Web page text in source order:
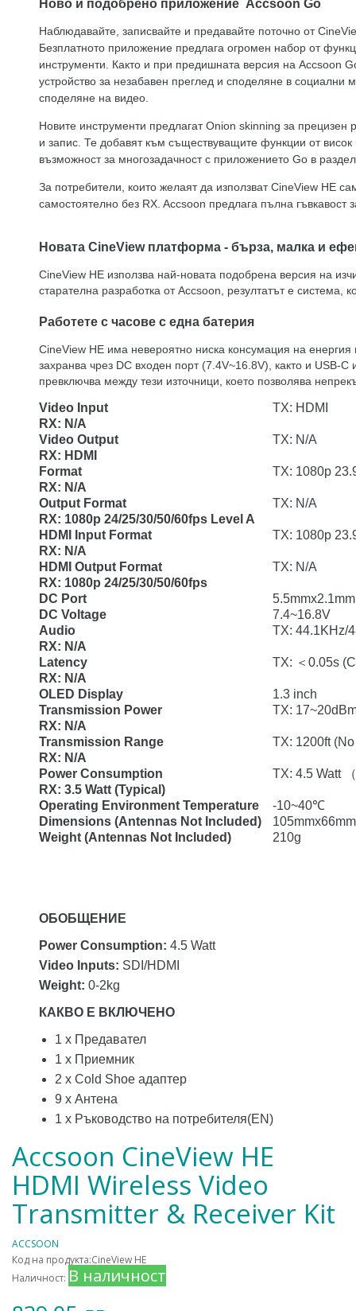
Ново и подобрено приложение Accsoon Go
Наблюдавайте, записвайте и предавайте поточно от
Безплатното приложение предлага огромен набор от
инструменти. Както и при предишната версия на Accsoon
устройство за незабавен преглед и споделяне в социални
споделяне на видео.
Новите инструменти предлагат Onion skinning за
и запис. Те добавят към съществуващите функции от
възможност за многозадачност с приложението Go в
За потребители, които желаят да използват CineView HE
самостоятелно без RX. Accsoon предлага пълна
Новата CineView платформа - бърза, малка и
CineView HE използва най-новата подобрена версия на
старателна разработка от Accsoon, резултатът е
Работете с часове с една батерия
CineView HE има невероятно ниска консумация на
захранва чрез DC входен порт (7.4V~16.8V), както и USB-
превключва между тези източници, което позволява
Video Input
TX: HDMI
RX: N/A
Video Output
TX: N/A
RX: HDMI
Format
TX: 1080p
RX: N/A
Output Format
TX: N/A
RX: 1080p 24/25/30/50/60fps Level A
HDMI Input Format
TX: 1080p
RX: N/A
HDMI Output Format
TX: N/A
RX: 1080p 24/25/30/50/60fps
DC Port
DC Voltage
7.4~16.8V
Audio
TX: 44.1KHz/
RX: N/A
Latency
TX: ＜0.05s
RX: N/A
OLED Display
1.3 inch
Transmission Power
TX:
RX: N/A
Transmission Range
TX: 1200ft
RX: N/A
Power Consumption
TX: 4.5 Watt
RX: 3.5 Watt (Typical)
Operating Environment Temperature
-10~40℃
Dimensions (Antennas Not Included)
Weight (Antennas Not Included)
210g
ОБОБЩЕНИЕ
Power Consumption: 4.5 Watt
Video Inputs: SDI/HDMI
Weight: 0-2kg
КАКВО Е ВКЛЮЧЕНО
1 x Предавател
1 x Приемник
2 x Cold Shoe адаптер
9 x Антена
1 x Ръководство на потребителя(EN)
Accsoon CineView HE
HDMI Wireless Video
Transmitter & Receiver Kit
ACCSOON
Код на продукта:CineView HE
Наличност: В наличност